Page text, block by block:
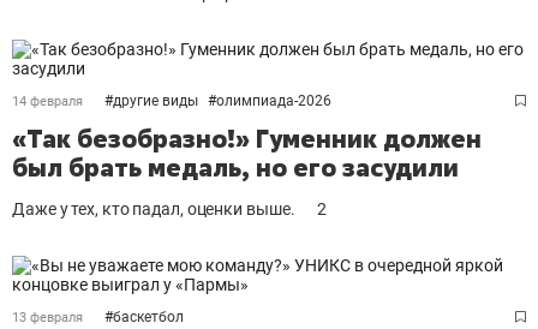
14 февраля #другие виды #олимпиада-2026
«Так безобразно!» Гуменник должен
был брать медаль, но его засудили
Даже у тех, кто падал, оценки выше. 2
13 февраля #баскетбол